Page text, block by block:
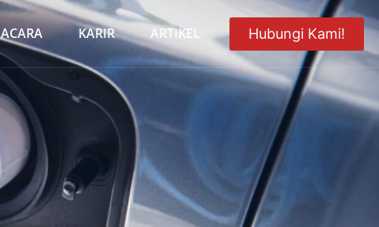
ACARA KARIR ARTIKEL Hubungi Kami!